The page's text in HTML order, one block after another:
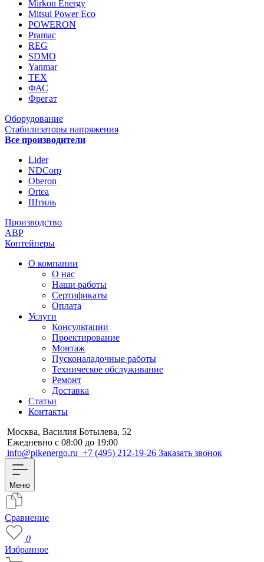
Mirkon Energy
Mitsui Power Eco
POWERON
Pramac
REG
SDMO
Yanmar
ТЕХ
ФАС
Фрегат
Оборудование
Стабилизаторы напряжения
Все производители
Lider
NDCorp
Oberon
Ortea
Штиль
Производство
АВР
Контейнеры
О компании
О нас
Наши работы
Сертификаты
Оплата
Услуги
Консультации
Проектирование
Монтаж
Пусконаладочные работы
Техническое обслуживание
Ремонт
Доставка
Статьи
Контакты
Москва, Василия Ботылева, 52
Ежедневно с 08:00 до 19:00
info@pikenergo.ru +7 (495) 212-19-26 Заказать звонок
Меню
Сравнение
0
Избранное